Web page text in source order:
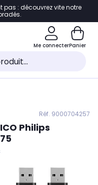
page
pas : découvrez vite notre
Me connecterPanier
Réf. 9000704257
Philips